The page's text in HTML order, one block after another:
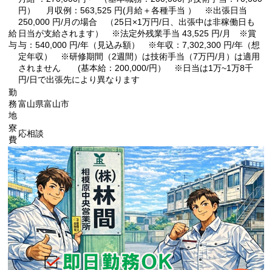
給
与
円） 月収例：563,525 円(月給＋各種手当 ） ※出張日当
250,000 円/月の場合 （25日×1万円/日、出張中は非稼働日も
日当が支給されます） ※法定外残業手当 43,525 円/月 ※賞
与：540,000 円/年（見込み額） ※年収：7,302,300 円/年（想
定年収） ※研修期間（2週間）は技術手当（7万円/月）は適用
されません (基本給：200,000/円） ※日当は1万~1万8千
円/日で出張先により異なります
勤
務
地
富山県富山市
寮
費
応相談